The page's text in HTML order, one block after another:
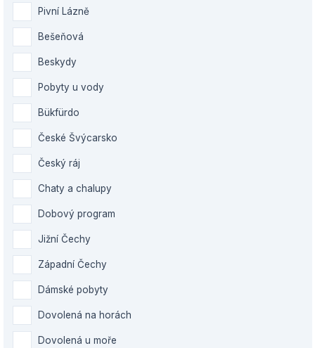
Pivní Lázně
Bešeňová
Beskydy
Pobyty u vody
Bükfürdo
České Švýcarsko
Český ráj
Chaty a chalupy
Dobový program
Jižní Čechy
Západní Čechy
Dámské pobyty
Dovolená na horách
Dovolená u moře